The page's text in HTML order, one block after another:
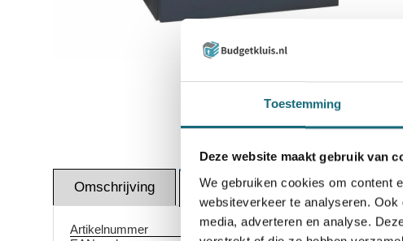
Toestemming
Deze website maakt gebruik van
We gebruiken cookies om content
websiteverkeer te analyseren.
media, adverteren en analyse.
Omschrijving Specificaties Certificaten
Artikelnummer
1001002604